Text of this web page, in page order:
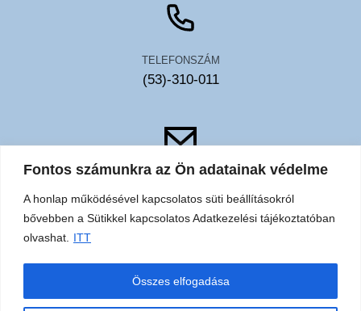
Fontos számunkra az Ön adatainak védelme
A honlap működésével kapcsolatos süti beállításokról
bővebben a Sütikkel kapcsolatos Adatkezelési tájékoztatóban
olvashat.
ITT
Összes elfogadása
TELEFONSZÁM
(53)-310-011
toldy@toldykorhaz.hu
AkadálymentesítésiKözérdekű
adatok
Elérhetőségek
Sütik
tájékoztató